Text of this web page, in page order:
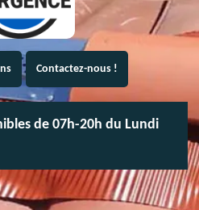
Contactez-nous !
de 07h-20h du Lundi